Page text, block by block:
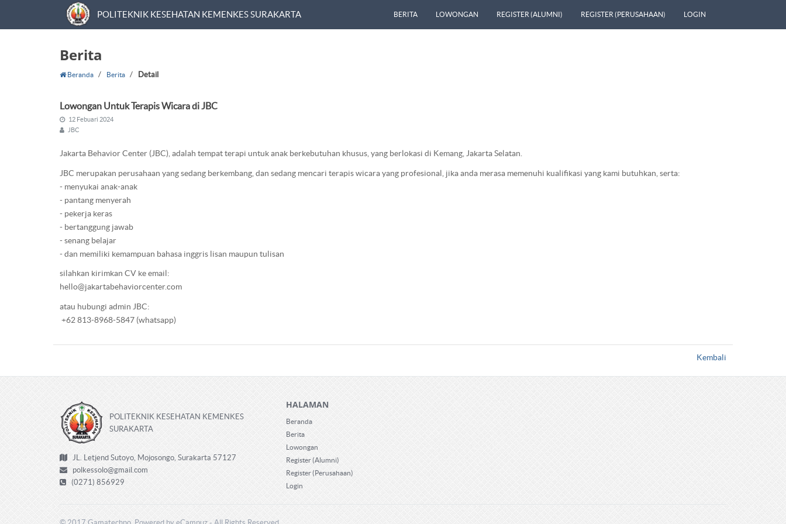
POLITEKNIK KESEHATAN KEMENKES SURAKARTA BERITA LOWONGAN REGISTER (ALUMNI) REGISTER (PERUSAHAAN) LOGIN
Berita
Beranda / Berita / Detail
Lowongan Untuk Terapis Wicara di JBC
12 Febuari 2024
JBC
Jakarta Behavior Center (JBC), adalah tempat terapi untuk anak berkebutuhan khusus, yang berlokasi di Kemang, Jakarta Selatan.
JBC merupakan perusahaan yang sedang berkembang, dan sedang mencari terapis wicara yang profesional, jika anda merasa memenuhi kualifikasi yang kami butuhkan, serta:
- menyukai anak-anak
- ⁠pantang menyerah
- ⁠pekerja keras
- ⁠bertanggung jawab
- ⁠senang belajar
- ⁠dan memiliki kemampuan bahasa inggris lisan maupun tulisan
silahkan kirimkan CV ke email:
hello@jakartabehaviorcenter.com
atau hubungi admin JBC:
+62 813-8968-5847 (whatsapp)
Kembali
POLITEKNIK KESEHATAN KEMENKES
SURAKARTA
JL. Letjend Sutoyo, Mojosongo, Surakarta 57127
polkessolo@gmail.com
(0271) 856929
HALAMAN
Beranda
Berita
Lowongan
Register (Alumni)
Register (Perusahaan)
Login